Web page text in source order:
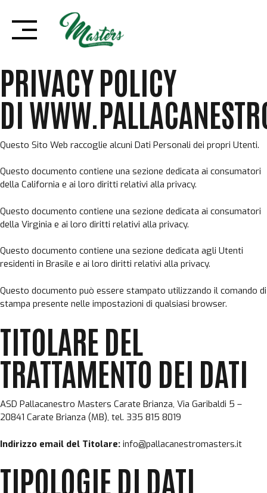
content
PRIVACY POLICY
PRIVACY POLICY
DI
Questo Sito Web raccoglie alcuni Dati Personali dei propri Utenti.
Questo documento contiene una sezione dedicata ai consumatori
della California e ai loro diritti relativi alla privacy.
Questo documento contiene una sezione dedicata ai consumatori
della Virginia e ai loro diritti relativi alla privacy.
Questo documento contiene una sezione dedicata agli Utenti
residenti in Brasile e ai loro diritti relativi alla privacy.
Questo documento può essere stampato utilizzando il comando di
stampa presente nelle impostazioni di qualsiasi browser.
TITOLARE DEL
TRATTAMENTO DEI DATI
ASD Pallacanestro Masters Carate Brianza, Via Garibaldi 5 –
20841 Carate Brianza (MB), tel. 335 815 8019
Indirizzo email del Titolare: info@pallacanestromasters.it
TIPOLOGIE DI DATI